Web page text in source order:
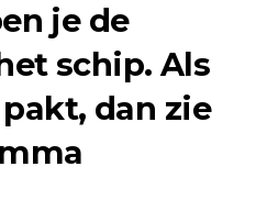
je de
schip. Als
dan zie